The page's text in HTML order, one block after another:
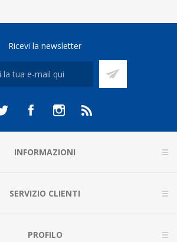
Ricevi la newsletter
INFORMAZIONI
SERVIZIO CLIENTI
PROFILO